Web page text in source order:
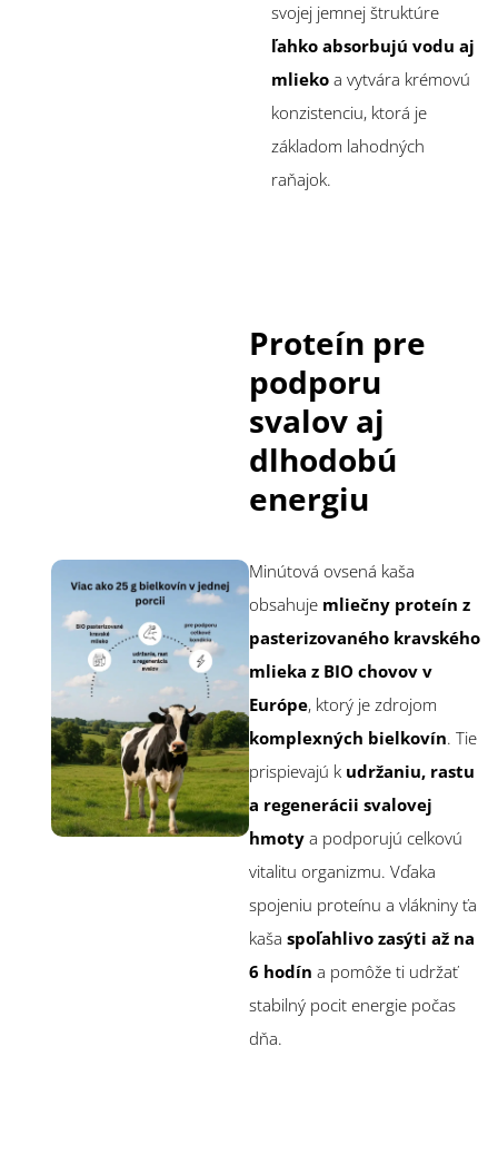
svojej jemnej štruktúre
ľahko absorbujú vodu aj
mlieko a vytvára krémovú
konzistenciu, ktorá je
základom lahodných
raňajok.
Proteín pre
podporu
svalov aj
dlhodobú
energiu
Minútová ovsená kaša
obsahuje mliečny proteín z
pasterizovaného kravského
mlieka z BIO chovov v
Európe, ktorý je zdrojom
komplexných bielkovín. Tie
prispievajú k udržaniu, rastu
a regenerácii svalovej
hmoty a podporujú celkovú
vitalitu organizmu. Vďaka
spojeniu proteínu a vlákniny ťa
kaša spoľahlivo zasýti až na
6 hodín a pomôže ti udržať
stabilný pocit energie počas
dňa.